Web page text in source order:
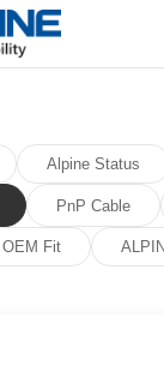
Alpine Status
PnP Cable
Fit